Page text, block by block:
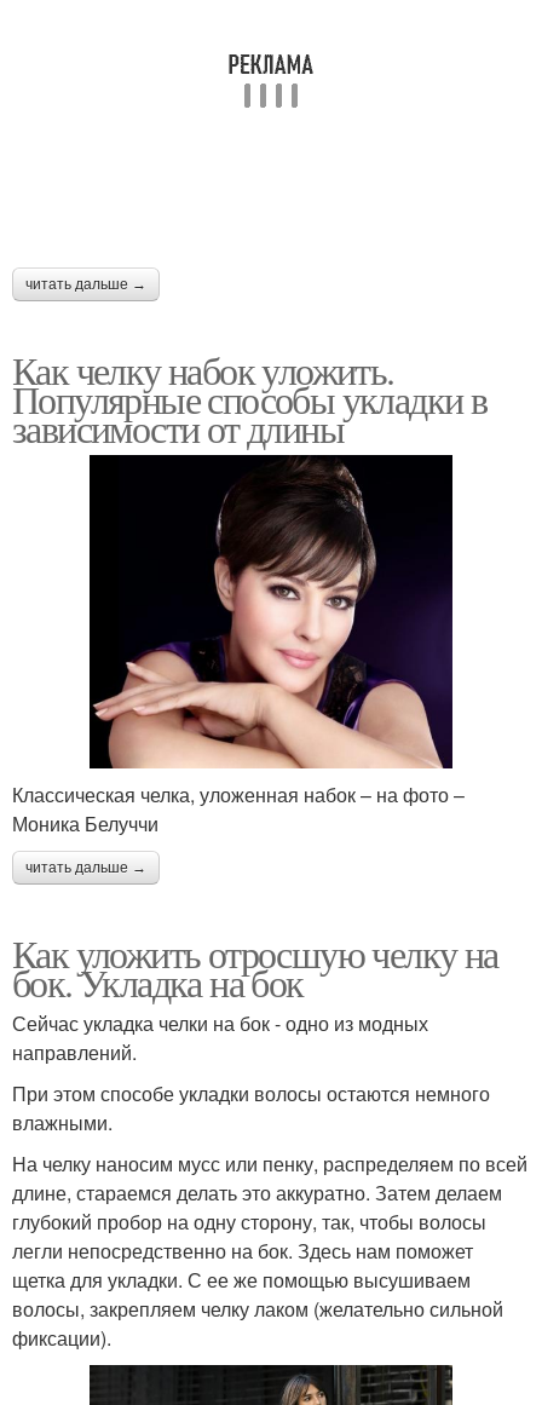
читать дальше →
Как челку набок уложить.
Популярные способы укладки в
зависимости от длины
Классическая челка, уложенная набок – на фото –
Моника Белуччи
читать дальше →
Как уложить отросшую челку на
бок. Укладка на бок
Сейчас укладка челки на бок - одно из модных
направлений.
При этом способе укладки волосы остаются немного
влажными.
На челку наносим мусс или пенку, распределяем по всей
длине, стараемся делать это аккуратно. Затем делаем
глубокий пробор на одну сторону, так, чтобы волосы
легли непосредственно на бок. Здесь нам поможет
щетка для укладки. С ее же помощью высушиваем
волосы, закрепляем челку лаком (желательно сильной
фиксации).